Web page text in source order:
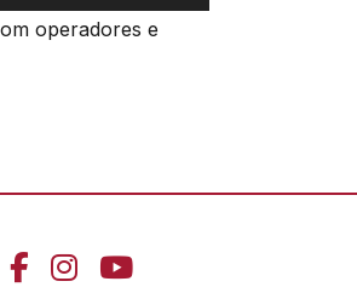
as
ou
o
operadores e
Aceder ao Facebook
Aceder ao
Aceder ao